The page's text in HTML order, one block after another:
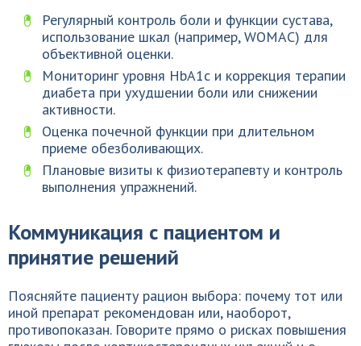
Регулярный контроль боли и функции сустава,
использование шкал (например, WOMAC) для
объективной оценки.
Мониторинг уровня HbA1c и коррекция терапии
диабета при ухудшении боли или снижении
активности.
Оценка почечной функции при длительном
приеме обезболивающих.
Плановые визиты к физиотерапевту и контроль
выполнения упражнений.
Коммуникация с пациентом и
принятие решений
Поясняйте пациенту рацион выбора: почему тот или
иной препарат рекомендован или, наоборот,
противопоказан. Говорите прямо о рисках повышения